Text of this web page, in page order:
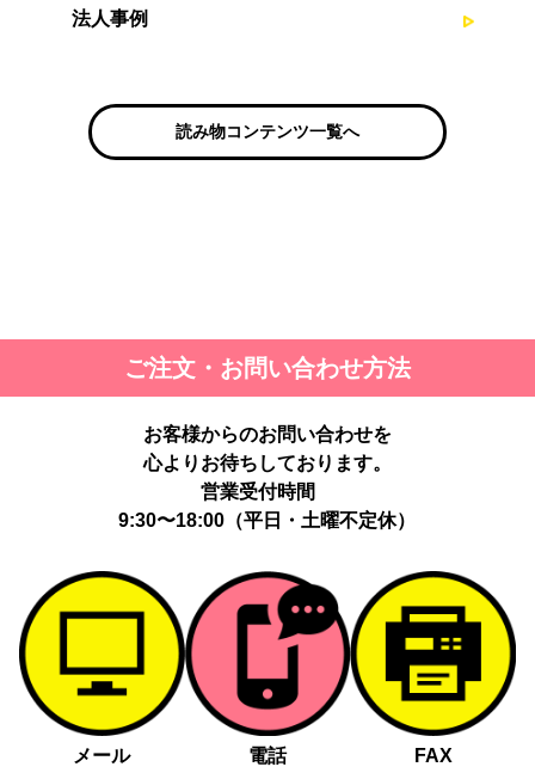
法人事例
読み物コンテンツ一覧へ
ご注文・お問い合わせ方法
お客様からのお問い合わせを
心よりお待ちしております。
営業受付時間
9:30〜18:00（平日・土曜不定休）
メール
電話 FAX